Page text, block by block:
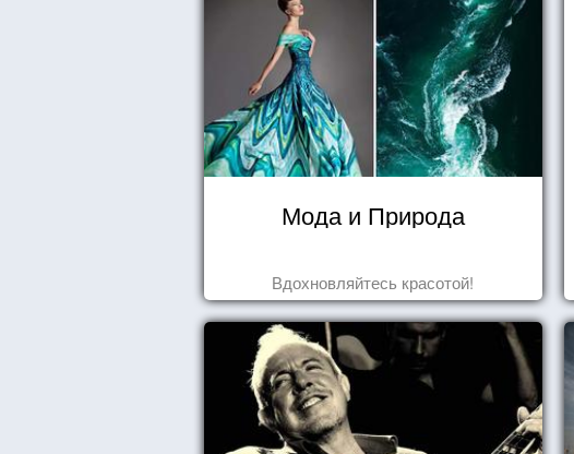
Мода и Природа
Вдохновляйтесь красотой!